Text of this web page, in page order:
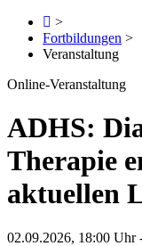
>
Fortbildungen >
Veranstaltung
Online-Veranstaltung
ADHS:
Therapie
aktuellen
02.09.2026, 18:00 Uhr